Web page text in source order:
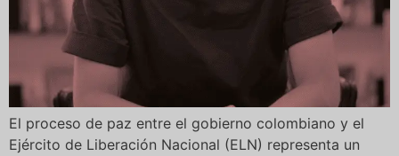
El proceso de paz entre el gobierno colombiano y el
Ejército de Liberación Nacional (ELN) representa un